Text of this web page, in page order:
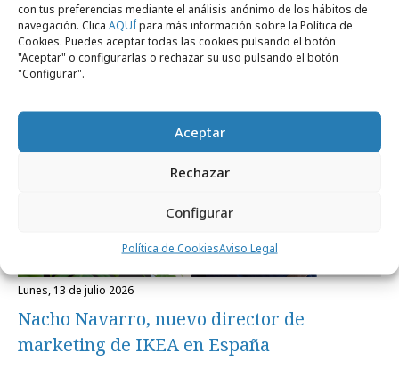
con tus preferencias mediante el análisis anónimo de los hábitos de
navegación. Clica AQUÍpara más información sobre la Política de
Cookies. Puedes aceptar todas las cookies pulsando el botón
"Aceptar" o configurarlas o rechazar su uso pulsando el botón
"Configurar".
Aceptar
Rechazar
Configurar
Política de CookiesAviso Legal
Profesionales
lunes, 13 de julio 2026
Nacho Navarro, nuevo director de
marketing de IKEA en España